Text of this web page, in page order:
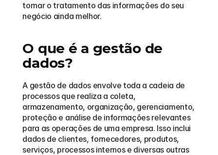
tornar o tratamento das informações do seu
negócio ainda melhor.
O que é a gestão de
dados?
A gestão de dados envolve toda a cadeia de
processos que realiza a coleta,
armazenamento, organização, gerenciamento,
proteção e análise de informações relevantes
para as operações de uma empresa. Isso inclui
dados de clientes, fornecedores, produtos,
serviços, processos internos e diversas outras